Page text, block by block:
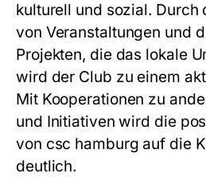
kulturell und sozial. Durch
von Veranstaltungen und
Projekten, die das lokale
wird der Club zu einem
Mit Kooperationen zu
und Initiativen wird die
von csc hamburg auf die
deutlich.